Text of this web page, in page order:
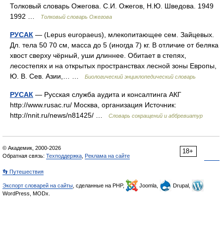
Толковый словарь Ожегова. С.И. Ожегов, Н.Ю. Шведова. 1949
1992 …
Толковый словарь Ожегова
РУСАК — (Lepus europaeus), млекопитающее сем. Зайцевых.
Дл. тела 50 70 см, масса до 5 (иногда 7) кг. В отличие от беляка
хвост сверху чёрный, уши длиннее. Обитает в степях,
лесостепях и на открытых пространствах лесной зоны Европы,
Ю. В. Сев. Азии,… …
Биологический энциклопедический словарь
РУСАК — Русская служба аудита и консалтинга АКГ
http://www.rusac.ru/​ Москва, организация Источник:
http://nnit.ru/news/n81425/ …
Словарь сокращений и аббревиатур
18+
© Академик, 2000-2026
Обратная связь: Техподдержка Реклама на сайте
👣 Путешествия
Экспорт словарей на сайты , сделанные на PHP, Joomla,
Drupal,
WordPress, MODx.